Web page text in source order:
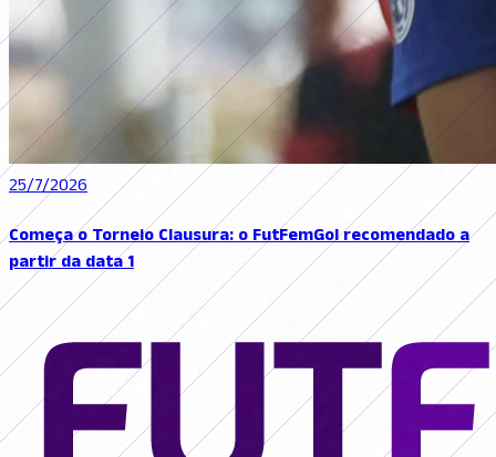
25/7/2026
Começa o Torneio Clausura: o FutFemGol recomendado a
partir da data 1